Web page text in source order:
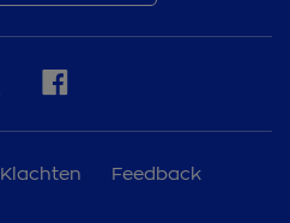
Klachten Feedback